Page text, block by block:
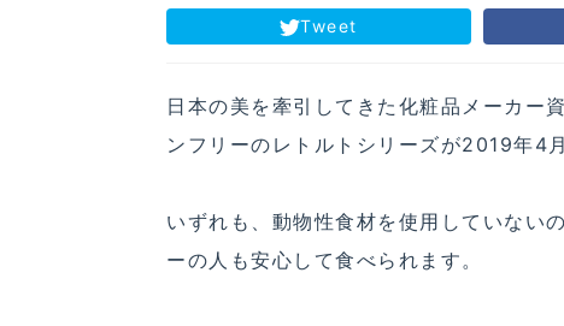
Tweet
日本の美を牽引してきた化粧品メーカー
ンフリーのレトルトシリーズが2019年4
いずれも、動物性食材を使用していない
ーの人も安心して食べられます。